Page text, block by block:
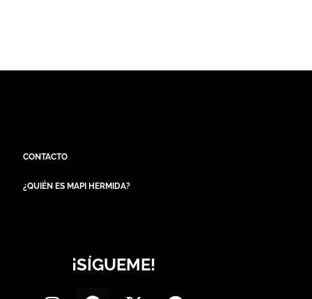
CONTACTO
¿QUIÉN ES MAPI HERMIDA?
¡SÍGUEME!